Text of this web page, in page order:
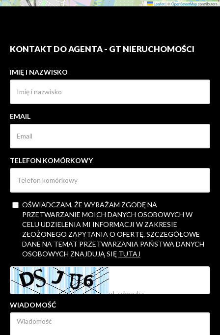
Leaflet|©OpenStreetMapcontributors
KONTAKT DO AGENTA - GT NIERUCHOMOŚCI
IMIĘ I NAZWISKO
EMAIL
TELEFON KOMÓRKOWY
OŚWIADCZAM, ŻE WYRAŻAM ZGODĘ NA
PRZETWARZANIE MOICH DANYCH OSOBOWYCH W
CELU UDZIELENIA MI INFORMACJI W ZAKRESIE
ZŁOŻONEGO ZAPYTANIA O OFERTĘ. SZCZEGÓŁOWE
DANE NA TEMAT PRZETWARZANIA PAŃSTWA DANYCH
OSOBOWYCH ZNAJDUJĄ SIĘ TUTAJ
WIADOMOŚĆ